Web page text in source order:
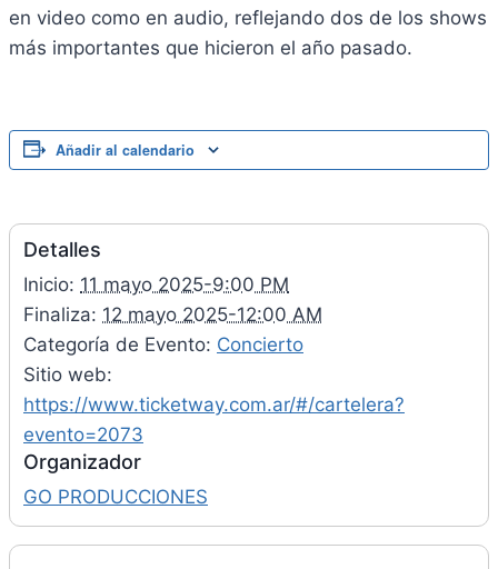
en video como en audio, reflejando dos de los shows
más importantes que hicieron el año pasado.
Añadir al calendario
Detalles
Inicio: 11 mayo 2025-9:00 PM
Finaliza: 12 mayo 2025-12:00 AM
Categoría de Evento: Concierto
Sitio web:
https://www.ticketway.com.ar/#/cartelera?
evento=2073
Organizador
GO PRODUCCIONES